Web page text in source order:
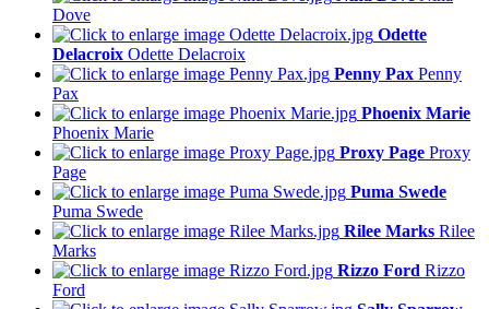
Dove
Odette
Delacroix Odette Delacroix
Penny Pax Penny
Pax
Phoenix Marie
Phoenix Marie
Proxy Page Proxy
Page
Puma Swede
Puma Swede
Rilee Marks Rilee
Marks
Rizzo Ford Rizzo
Ford